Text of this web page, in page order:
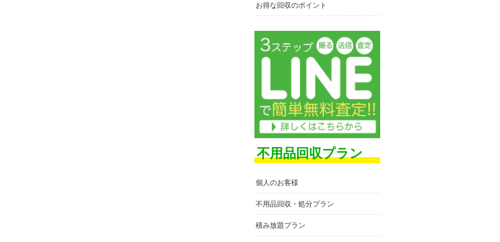
お得な回収のポイント
不用品回収プラン
個人のお客様
不用品回収・処分プラン
積み放題プラン